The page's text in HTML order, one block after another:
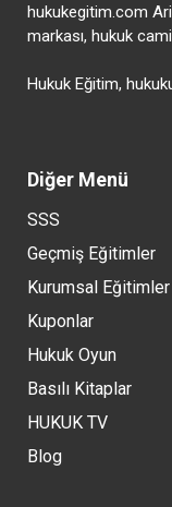
hukukegitim.com
markası, hukuk
Hukuk Eğitim,
Diğer Menü
SSS
Geçmiş Eğitimler
Kurumsal Eğitimler
Kuponlar
Hukuk Oyun
Basılı Kitaplar
HUKUK TV
Blog